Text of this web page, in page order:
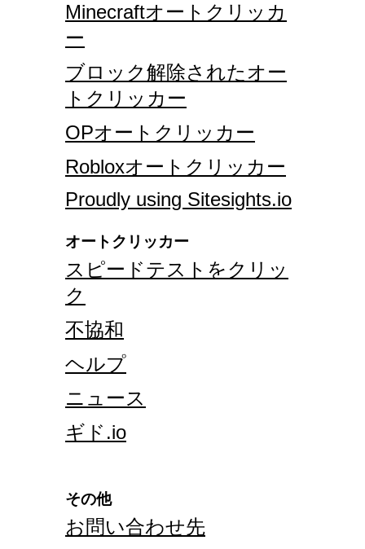
Minecraftオートクリッカ
ー
ブロック解除されたオー
トクリッカー
OPオートクリッカー
Robloxオートクリッカー
Proudly using Sitesights.io
オートクリッカー
スピードテストをクリッ
ク
不協和
ヘルプ
ニュース
ギド.io
その他
お問い合わせ先